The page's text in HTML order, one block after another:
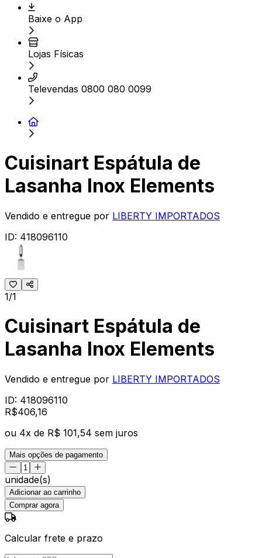
Baixe o App
Lojas Físicas
Televendas 0800 080 0099
Cuisinart Espátula de
Lasanha Inox Elements
Vendido e entregue por LIBERTY IMPORTADOS
ID: 418096110
1/1
Cuisinart Espátula de
Lasanha Inox Elements
Vendido e entregue por LIBERTY IMPORTADOS
ID: 418096110
R$406,16
ou 4x de R$ 101,54 sem juros
Mais opções de pagamento
unidade(s)
Adicionar ao carrinho
Comprar agora
Calcular frete e prazo